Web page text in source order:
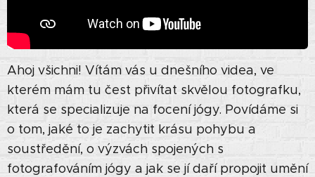
Ahoj všichni! Vítám vás u dnešního videa, ve
kterém mám tu čest přivítat skvělou fotografku,
která se specializuje na focení jógy. Povídáme si
o tom, jaké to je zachytit krásu pohybu a
soustředění, o výzvách spojených s
fotografováním jógy a jak se jí daří propojit umění